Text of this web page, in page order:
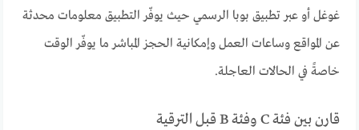
غوغل أو عبر تطبيق بوبا الرسمي حيث يوفّر التطبيق معلومات محدثة
عن المواقع وساعات العمل وإمكانية الحجز المباشر ما يوفّر الوقت
خاصةً في الحالات العاجلة.
قارن بين فئة C وفئة B قبل الترقية